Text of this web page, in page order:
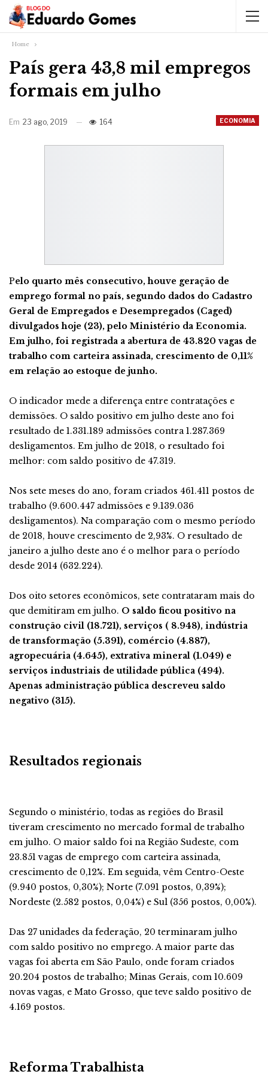
Home
País gera 43,8 mil empregos
formais em julho
ECONOMIA
Em 23 ago, 2019 164
Pelo quarto mês consecutivo, houve geração de
emprego formal no país, segundo dados do Cadastro
Geral de Empregados e Desempregados (Caged)
divulgados hoje (23), pelo Ministério da Economia.
Em julho, foi registrada a abertura de 43.820 vagas de
trabalho com carteira assinada, crescimento de 0,11%
em relação ao estoque de junho.
O indicador mede a diferença entre contratações e
demissões. O saldo positivo em julho deste ano foi
resultado de 1.331.189 admissões contra 1.287.369
desligamentos. Em julho de 2018, o resultado foi
melhor: com saldo positivo de 47.319.
Nos sete meses do ano, foram criados 461.411 postos de
trabalho (9.600.447 admissões e 9.139.036
desligamentos). Na comparação com o mesmo período
de 2018, houve crescimento de 2,93%. O resultado de
janeiro a julho deste ano é o melhor para o período
desde 2014 (632.224).
Dos oito setores econômicos, sete contrataram mais do
que demitiram em julho. O saldo ficou positivo na
construção civil (18.721), serviços ( 8.948), indústria
de transformação (5.391), comércio (4.887),
agropecuária (4.645), extrativa mineral (1.049) e
serviços industriais de utilidade pública (494).
Apenas administração pública descreveu saldo
negativo (315).
Resultados regionais
Segundo o ministério, todas as regiões do Brasil
tiveram crescimento no mercado formal de trabalho
em julho. O maior saldo foi na Região Sudeste, com
23.851 vagas de emprego com carteira assinada,
crescimento de 0,12%. Em seguida, vêm Centro-Oeste
(9.940 postos, 0,30%); Norte (7.091 postos, 0,39%);
Nordeste (2.582 postos, 0,04%) e Sul (356 postos, 0,00%).
Das 27 unidades da federação, 20 terminaram julho
com saldo positivo no emprego. A maior parte das
vagas foi aberta em São Paulo, onde foram criados
20.204 postos de trabalho; Minas Gerais, com 10.609
novas vagas, e Mato Grosso, que teve saldo positivo de
4.169 postos.
Reforma Trabalhista